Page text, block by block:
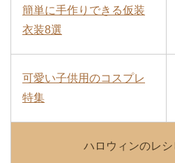
簡単に手作りできる仮装
衣装8選
可愛い子供用のコスプレ
特集
ハロウィンのレ